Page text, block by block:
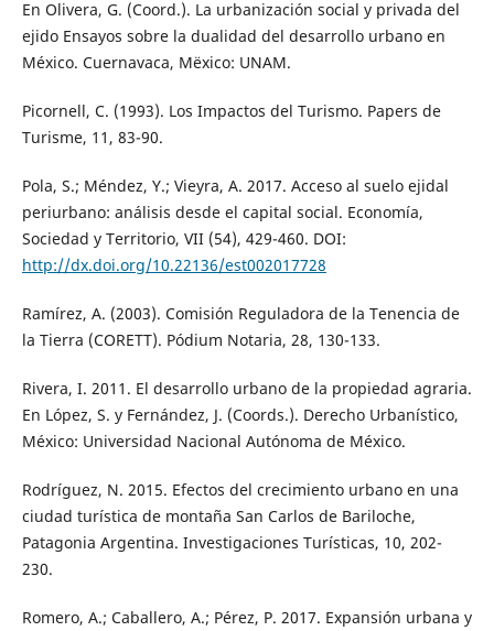
En Olivera, G. (Coord.). La urbanización social y privada del
ejido Ensayos sobre la dualidad del desarrollo urbano en
México. Cuernavaca, Mëxico: UNAM.
Picornell, C. (1993). Los Impactos del Turismo. Papers de
Turisme, 11, 83-90.
Pola, S.; Méndez, Y.; Vieyra, A. 2017. Acceso al suelo ejidal
periurbano: análisis desde el capital social. Economía,
Sociedad y Territorio, VII (54), 429-460. DOI:
http://dx.doi.org/10.22136/est002017728
Ramírez, A. (2003). Comisión Reguladora de la Tenencia de
la Tierra (CORETT). Pódium Notaria, 28, 130-133.
Rivera, I. 2011. El desarrollo urbano de la propiedad agraria.
En López, S. y Fernández, J. (Coords.). Derecho Urbanístico,
México: Universidad Nacional Autónoma de México.
Rodríguez, N. 2015. Efectos del crecimiento urbano en una
ciudad turística de montaña San Carlos de Bariloche,
Patagonia Argentina. Investigaciones Turísticas, 10, 202-
230.
Romero, A.; Caballero, A.; Pérez, P. 2017. Expansión urbana y